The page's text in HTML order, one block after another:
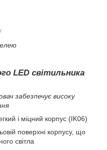
LED світильника
забезпечує високу
і міцний корпус (IK06)
поверхні корпусу, що
світла